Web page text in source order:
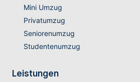
Mini Umzug
Privatumzug
Seniorenumzug
Studentenumzug
Leistungen